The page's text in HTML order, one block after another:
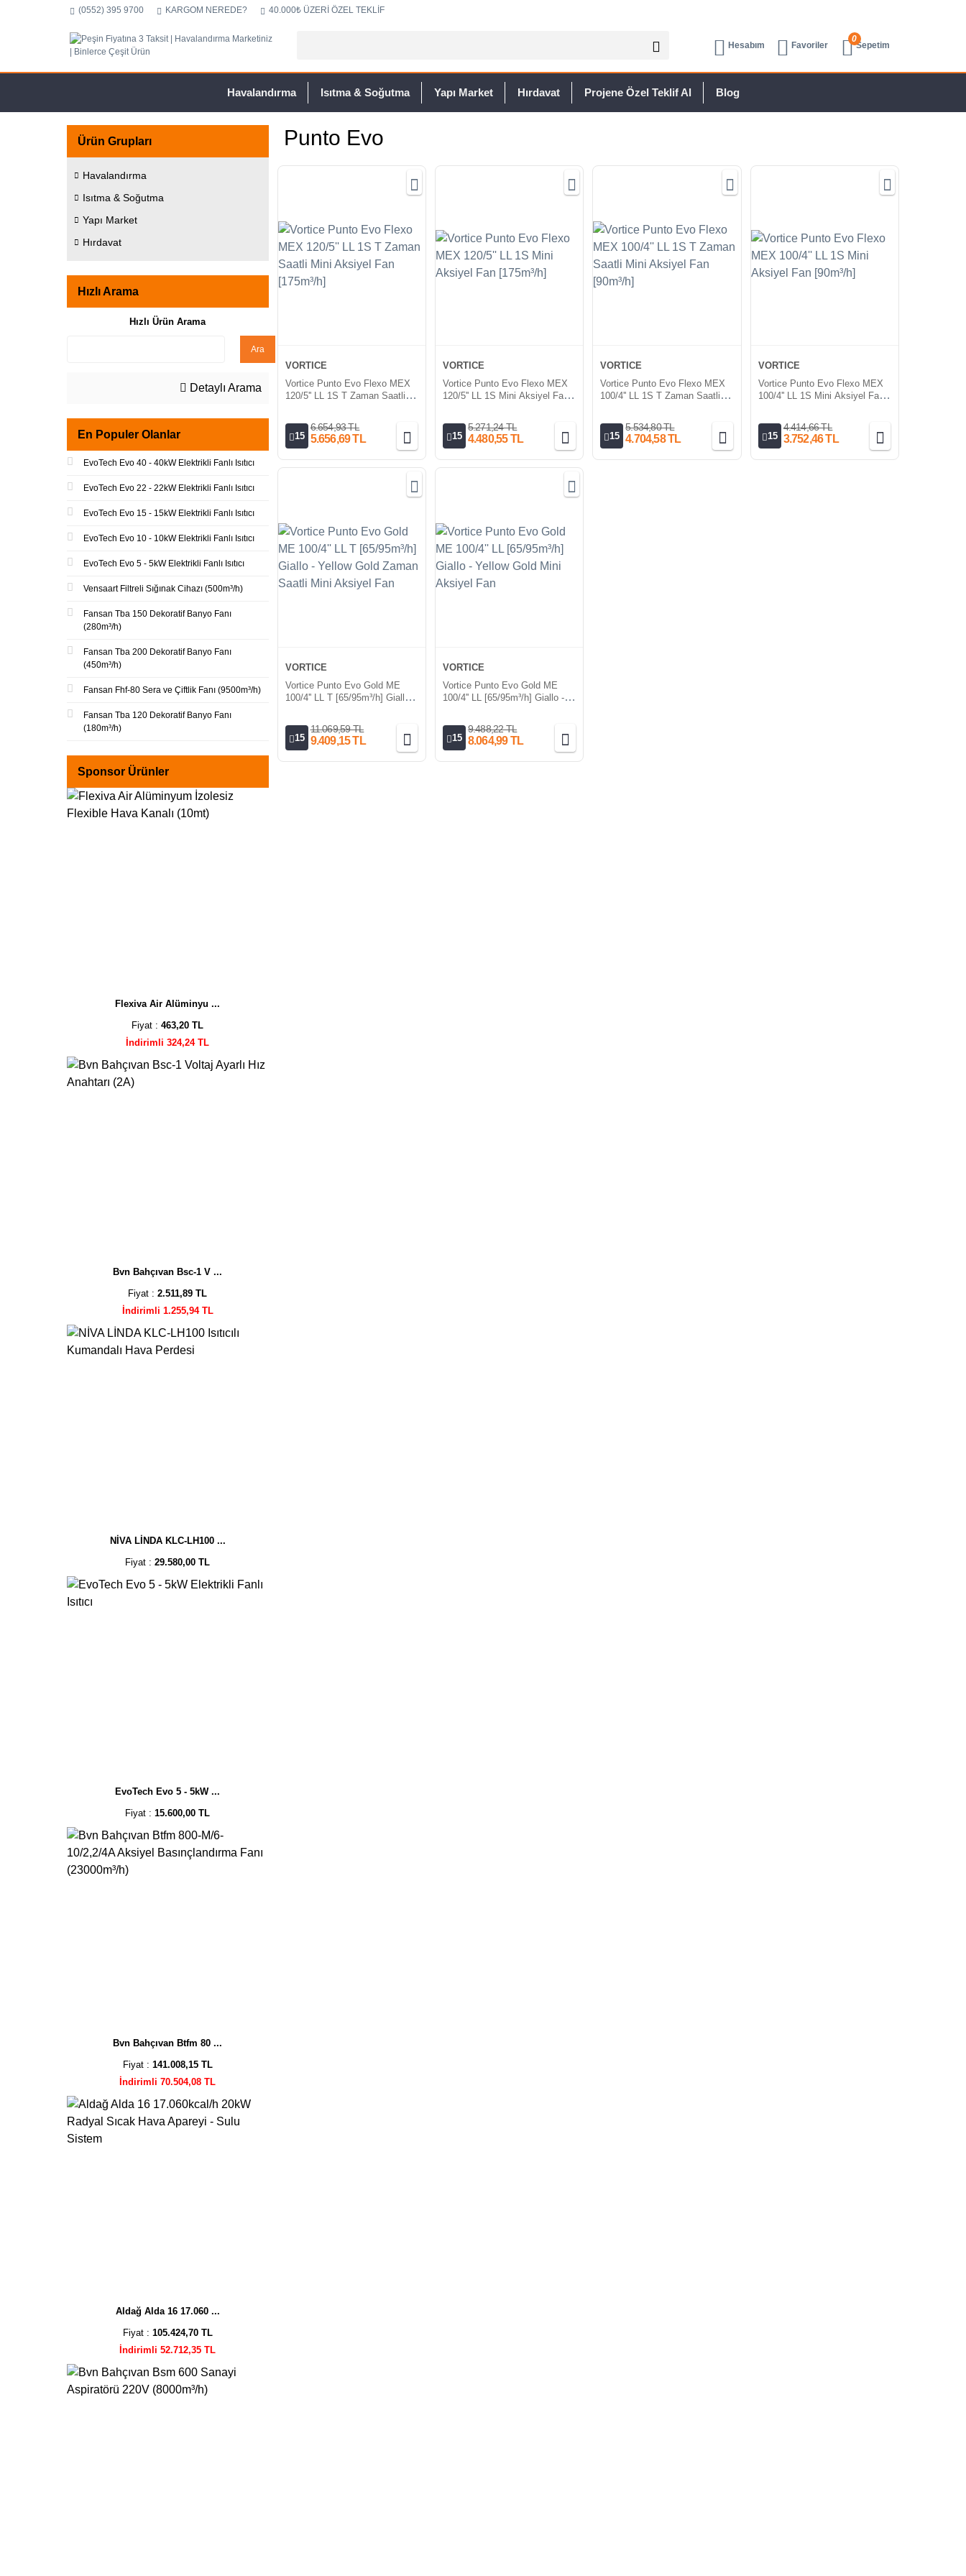
(0552) 395 9700 KARGOM NEREDE? 40.000₺ ÜZERİ ÖZEL TEKLİF
Hesabım Favoriler
0
Sepetim
Havalandırma Isıtma & Soğutma Yapı Market Hırdavat Projene Özel Teklif Al Blog
Ürün Grupları
Havalandırma
Isıtma & Soğutma
Yapı Market
Hırdavat
Hızlı Arama
Hızlı Ürün Arama
Ara
Detaylı Arama
En Populer Olanlar
EvoTech Evo 40 - 40kW Elektrikli Fanlı Isıtıcı
EvoTech Evo 22 - 22kW Elektrikli Fanlı Isıtıcı
EvoTech Evo 15 - 15kW Elektrikli Fanlı Isıtıcı
EvoTech Evo 10 - 10kW Elektrikli Fanlı Isıtıcı
EvoTech Evo 5 - 5kW Elektrikli Fanlı Isıtıcı
Vensaart Filtreli Sığınak Cihazı (500m³/h)
Fansan Tba 150 Dekoratif Banyo Fanı
(280m³/h)
Fansan Tba 200 Dekoratif Banyo Fanı
(450m³/h)
Fansan Fhf-80 Sera ve Çiftlik Fanı (9500m³/h)
Fansan Tba 120 Dekoratif Banyo Fanı
(180m³/h)
Sponsor Ürünler
Flexiva Air Alüminyu ...
Fiyat :463,20 TL
İndirimli 324,24 TL
Bvn Bahçıvan Bsc-1 V ...
Fiyat :2.511,89 TL
İndirimli 1.255,94 TL
NİVA LİNDA KLC-LH100 ...
Fiyat :29.580,00 TL
EvoTech Evo 5 - 5kW ...
Fiyat :15.600,00 TL
Bvn Bahçıvan Btfm 80 ...
Fiyat : 141.008,15 TL
İndirimli 70.504,08 TL
Aldağ Alda 16 17.060 ...
Fiyat : 105.424,70 TL
İndirimli 52.712,35 TL
Punto Evo
VORTICE
Vortice Punto Evo Flexo MEX
120/5'' LL 1S T Zaman Saatli
15
6.654,93 TL
5.656,69 TL
VORTICE
Vortice Punto Evo Flexo MEX
120/5'' LL 1S Mini Aksiyel Fan
15
5.271,24 TL
4.480,55 TL
VORTICE
Vortice Punto Evo Flexo MEX
100/4'' LL 1S T Zaman Saatli
15
5.534,80 TL
4.704,58 TL
VORTICE
Vortice Punto Evo Flexo MEX
100/4'' LL 1S Mini Aksiyel Fan
15
4.414,66 TL
3.752,46 TL
VORTICE
Vortice Punto Evo Gold ME
100/4'' LL T [65/95m³/h] Giallo -
15
11.069,59 TL
9.409,15 TL
VORTICE
Vortice Punto Evo Gold ME
100/4'' LL [65/95m³/h] Giallo -
15
9.488,22 TL
8.064,99 TL